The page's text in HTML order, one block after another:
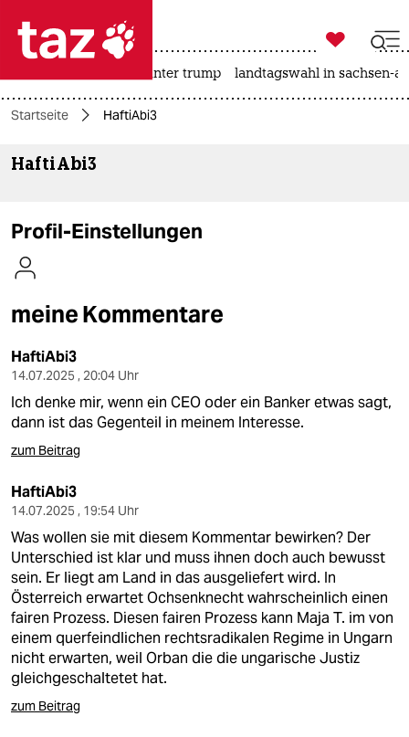
 taz zahl ich
themen
kultur
sport
berlin
nord
wahrheit
verlag
verlag
veranstaltungen
shop
fragen & hilfe
unterstützen

taz zahl ich
usa unter trump landtagswahl in sachsen-
Startseite HaftiAbi3
HaftiAbi3
Profil-Einstellungen
meine Kommentare
HaftiAbi3
14.07.2025 , 20:04 Uhr
Ich denke mir, wenn ein CEO oder ein Banker etwas sagt,
dann ist das Gegenteil in meinem Interesse.
zum Beitrag
HaftiAbi3
14.07.2025 , 19:54 Uhr
Was wollen sie mit diesem Kommentar bewirken? Der
Unterschied ist klar und muss ihnen doch auch bewusst
sein. Er liegt am Land in das ausgeliefert wird. In
Österreich erwartet Ochsenknecht wahrscheinlich einen
fairen Prozess. Diesen fairen Prozess kann Maja T. im von
einem querfeindlichen rechtsradikalen Regime in Ungarn
nicht erwarten, weil Orban die die ungarische Justiz
gleichgeschaltetet hat.
zum Beitrag